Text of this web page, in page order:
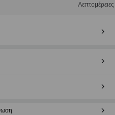
Λεπτομέρειες